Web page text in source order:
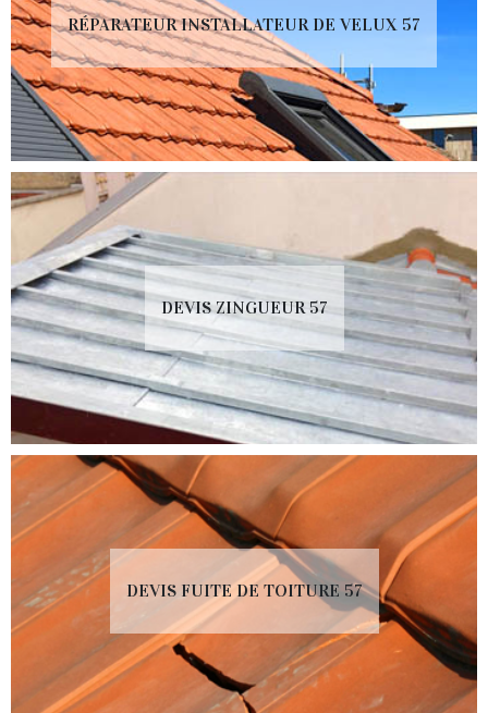
RÉPARATEUR INSTALLATEUR DE VELUX 57
DEVIS ZINGUEUR 57
DEVIS FUITE DE TOITURE 57